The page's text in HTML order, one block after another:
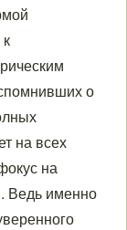
о
на всех
на
Ведь именно